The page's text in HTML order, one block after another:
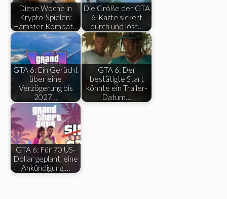
Diese Woche in
Krypto-Spielen:
Hamster Kombat…
Die Größe der GTA
6-Karte sickert
durch und löst…
GTA 6: Ein Gerücht
über eine
Verzögerung bis
2027…
GTA 6: Der
bestätigte Start
könnte ein Trailer-
Datum…
GTA 6: Für 70 US-
Dollar geplant, eine
Ankündigung,…